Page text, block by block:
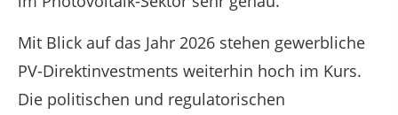
Mit Blick auf das Jahr 2026 stehen gewerbliche
PV-Direktinvestments weiterhin hoch im Kurs.
Die politischen und regulatorischen